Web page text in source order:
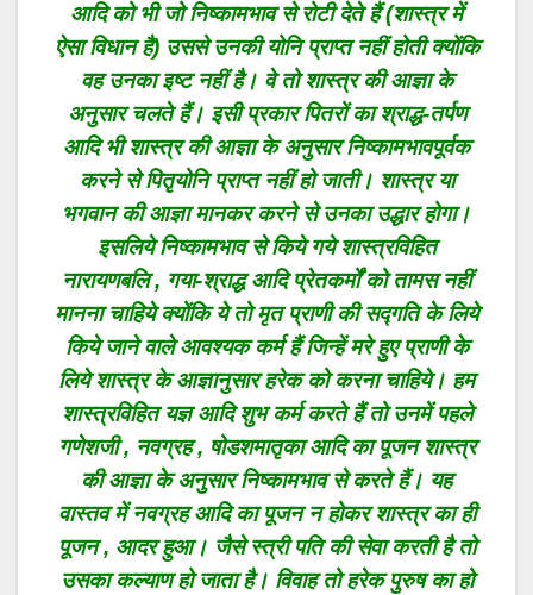
आदि को भी जो निष्कामभाव से रोटी देते हैं (शास्त्र में
ऐसा विधान है) उससे उनकी योनि प्राप्त नहीं होती क्योंकि
वह उनका इष्ट नहीं है। वे तो शास्त्र की आज्ञा के
अनुसार चलते हैं। इसी प्रकार पितरों का श्राद्ध-तर्पण
आदि भी शास्त्र की आज्ञा के अनुसार निष्कामभावपूर्वक
करने से पितृयोनि प्राप्त नहीं हो जाती। शास्त्र या
भगवान की आज्ञा मानकर करने से उनका उद्धार होगा।
इसलिये निष्कामभाव से किये गये शास्त्रविहित
नारायणबलि , गया-श्राद्ध आदि प्रेतकर्मों को तामस नहीं
मानना चाहिये क्योंकि ये तो मृत प्राणी की सद्गति के लिये
किये जाने वाले आवश्यक कर्म हैं जिन्हें मरे हुए प्राणी के
लिये शास्त्र के आज्ञानुसार हरेक को करना चाहिये। हम
शास्त्रविहित यज्ञ आदि शुभ कर्म करते हैं तो उनमें पहले
गणेशजी , नवग्रह , षोडशमातृका आदि का पूजन शास्त्र
की आज्ञा के अनुसार निष्कामभाव से करते हैं। यह
वास्तव में नवग्रह आदि का पूजन न होकर शास्त्र का ही
पूजन , आदर हुआ। जैसे स्त्री पति की सेवा करती है तो
उसका कल्याण हो जाता है। विवाह तो हरेक पुरुष का हो